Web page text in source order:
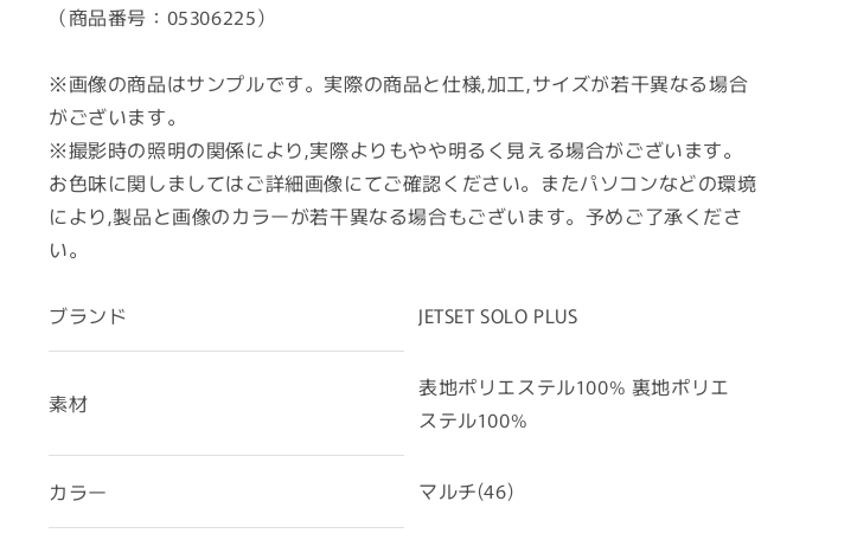
（商品番号：05306225）
※画像の商品はサンプルです。実際の商品と仕様,加工,サイズが若干異なる場合
がございます。
※撮影時の照明の関係により,実際よりもやや明るく見える場合がございます。
お色味に関しましてはご詳細画像にてご確認ください。またパソコンなどの環境
により,製品と画像のカラーが若干異なる場合もございます。予めご了承くださ
い。
ブランド JETSET SOLO PLUS
素材
表地ポリエステル100% 裏地ポリエ
ステル100%
カラー マルチ(46)